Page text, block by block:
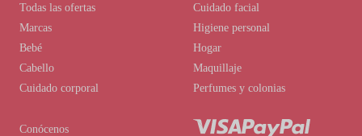
Conócenos
Todas las ofertas
Marcas
Bebé
Cabello
Cuidado corporal
Cuidado facial
Higiene personal
Hogar
Maquillaje
Perfumes y colonias